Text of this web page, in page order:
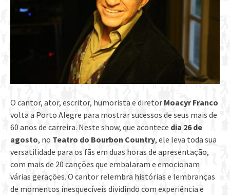
O cantor, ator, escritor, humorista e diretor Moacyr Franco
volta a Porto Alegre para mostrar sucessos de seus mais de
60 anos de carreira. Neste show, que acontece dia 26 de
agosto, no Teatro do Bourbon Country, ele leva toda sua
versatilidade para os fãs em duas horas de apresentação,
com mais de 20 canções que embalaram e emocionam
várias gerações. O cantor relembra histórias e lembranças
de momentos inesquecíveis dividindo com experiência e